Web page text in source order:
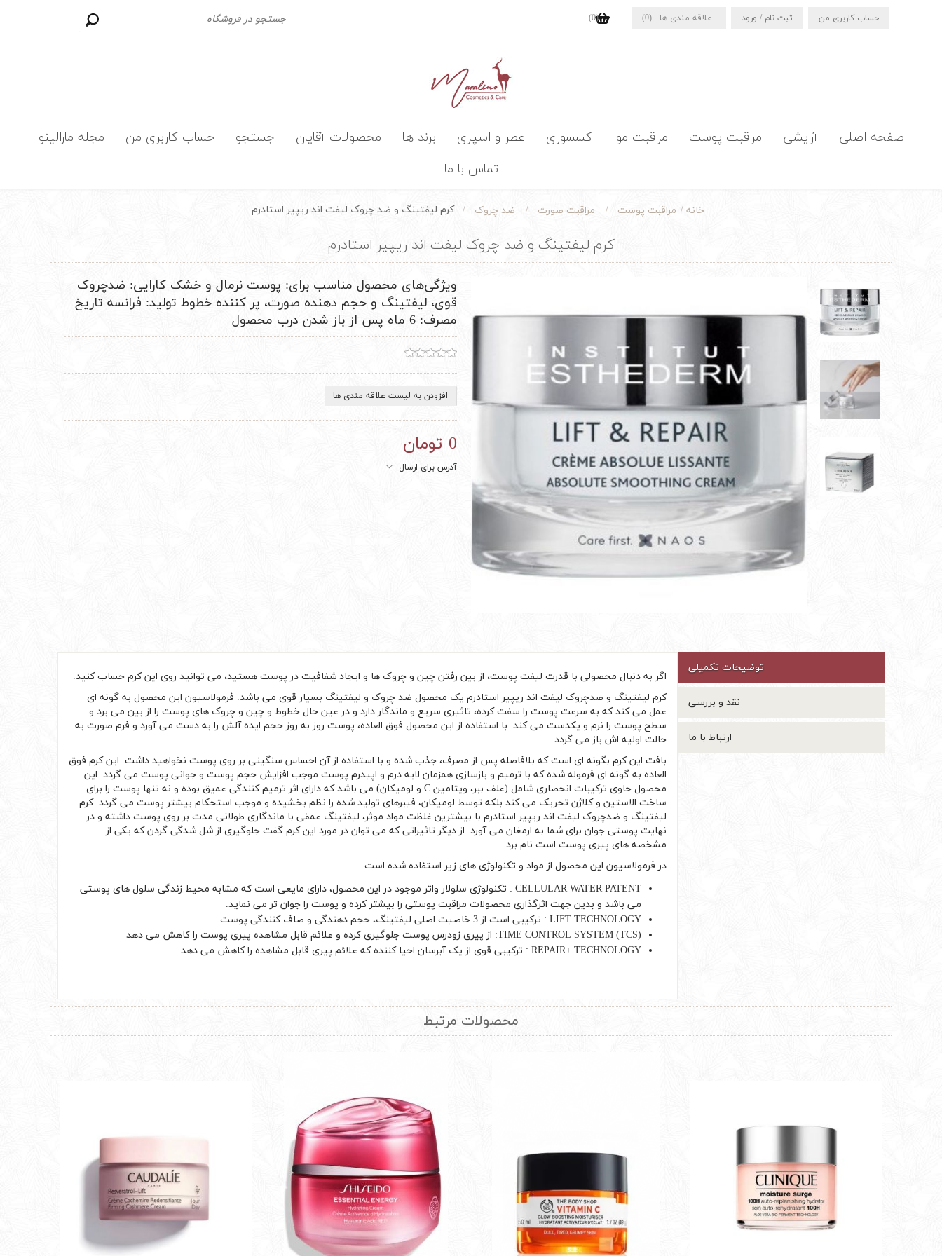
حساب کاربری من ثبت نام / ورود علاقه مندی ها (0)
(0)
صفحه اصلی آرایشی مراقبت پوست مراقبت مو اکسسوری عطر و اسپری برند ها محصولات آقایان جستجو حساب کاربری من
مجله مارالینو
تماس با ما
خانه / مراقبت پوست / مراقبت صورت / ضد چروک / کرم لیفتینگ و ضد چروک لیفت اند ریپیر استادرم
کرم لیفتینگ و ضد چروک لیفت اند ریپیر استادرم
ویژگی‌های محصول مناسب برای: پوست نرمال و خشک کارایی: ضدچروک
قوی، لیفتینگ و حجم دهنده صورت، پر کننده خطوط تولید: فرانسه تاریخ
مصرف: 6 ماه پس از باز شدن درب محصول
افزودن به لیست علاقه مندی ها
0 تومان
آدرس برای ارسال
توضیحات تکمیلی
نقد و بررسی
ارتباط با ما
اگر به دنبال محصولی با قدرت لیفت پوست، از بین رفتن چین و چروک ها و ایجاد شفافیت در پوست هستید، می توانید روی این کرم حساب کنید.
کرم لیفتینگ و ضدچروک لیفت اند ریپیر استادرم یک محصول ضد چروک و لیفتینگ بسیار قوی می باشد. فرمولاسیون این محصول به گونه ای
عمل می کند که به سرعت پوست را سفت کرده، تاثیری سریع و ماندگار دارد و در عین حال خطوط و چین و چروک های پوست را از بین می برد و
سطح پوست را نرم و یکدست می کند. با استفاده از این محصول فوق العاده، پوست روز به روز حجم ایده آلش را به دست می آورد و فرم صورت به
حالت اولیه اش باز می گردد.
بافت این کرم بگونه ای است که بلافاصله پس از مصرف، جذب شده و با استفاده از آن احساس سنگینی بر روی پوست نخواهید داشت. این کرم فوق
العاده به گونه ای فرموله شده که با ترمیم و بازسازی همزمان لایه درم و اپیدرم پوست موجب افزایش حجم پوست و جوانی پوست می گردد. این
محصول حاوی ترکیبات انحصاری شامل (علف ببر، ویتامین C و لومیکان) می باشد که دارای اثر ترمیم کنندگی عمیق بوده و نه تنها پوست را برای
ساخت الاستین و کلاژن تحریک می کند بلکه توسط لومیکان، فیبرهای تولید شده را نظم بخشیده و موجب استحکام بیشتر پوست می گردد. کرم
لیفتینگ و ضدچروک لیفت اند ریپیر استادرم با بیشترین غلظت مواد موثر، لیفتینگ عمقی با ماندگاری طولانی مدت بر روی پوست داشته و در
نهایت پوستی جوان برای شما به ارمغان می آورد. از دیگر تاثیراتی که می توان در مورد این کرم گفت جلوگیری از شل شدگی گردن که یکی از
مشخصه های پیری پوست است نام برد.
در فرمولاسیون این محصول از مواد و تکنولوژی های زیر استفاده شده است:
CELLULAR WATER PATENT : تکنولوژی سلولار واتر موجود در این محصول، دارای مایعی است که مشابه محیط زندگی سلول های پوستی
می باشد و بدین جهت اثرگذاری محصولات مراقبت پوستی را بیشتر کرده و پوست را جوان تر می نماید.
LIFT TECHNOLOGY : ترکیبی است از 3 خاصیت اصلی لیفتینگ، حجم دهندگی و صاف کنندگی پوست
TIME CONTROL SYSTEM (TCS): از پیری زودرس پوست جلوگیری کرده و علائم قابل مشاهده پیری پوست را کاهش می دهد
REPAIR+ TECHNOLOGY : ترکیبی قوی از یک آبرسان احیا کننده که علائم پیری قابل مشاهده را کاهش می دهد
محصولات مرتبط